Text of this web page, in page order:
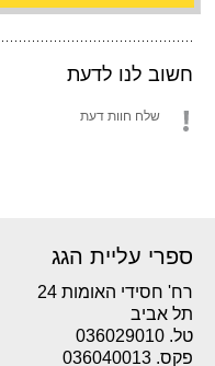
חשוב לנו לדעת
שלח חוות דעת
ספרי עליית הגג
רח' חסידי האומות 24
תל אביב
טל. 036029010
פקס. 036040013